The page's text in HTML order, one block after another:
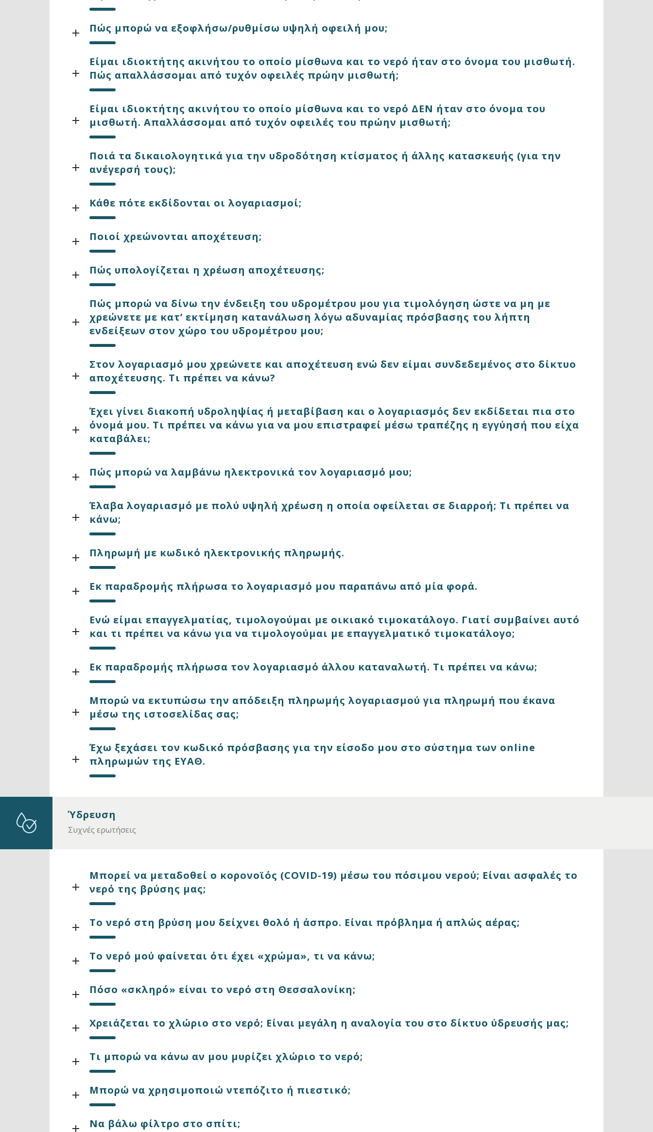
Πώς μπορώ να εξοφλήσω/ρυθμίσω υψηλή οφειλή μου;
Είμαι ιδιοκτήτης ακινήτου το οποίο μίσθωνα και το νερό ήταν στο όνομα του μισθωτή.
Πώς απαλλάσσομαι από τυχόν οφειλές πρώην μισθωτή;
Είμαι ιδιοκτήτης ακινήτου το οποίο μίσθωνα και το νερό ΔΕΝ ήταν στο όνομα του
μισθωτή. Απαλλάσσομαι από τυχόν οφειλές του πρώην μισθωτή;
Ποιά τα δικαιολογητικά για την υδροδότηση κτίσματος ή άλλης κατασκευής (για την
ανέγερσή τους);
Κάθε πότε εκδίδονται οι λογαριασμοί;
Ποιοί χρεώνονται αποχέτευση;
Πώς υπολογίζεται η χρέωση αποχέτευσης;
Πώς μπορώ να δίνω την ένδειξη του υδρομέτρου μου για τιμολόγηση ώστε να μη με
χρεώνετε με κατ’ εκτίμηση κατανάλωση λόγω αδυναμίας πρόσβασης του λήπτη
ενδείξεων στον χώρο του υδρομέτρου μου;
Στον λογαριασμό μου χρεώνετε και αποχέτευση ενώ δεν είμαι συνδεδεμένος στο δίκτυο
αποχέτευσης. Τι πρέπει να κάνω?
Έχει γίνει διακοπή υδροληψίας ή μεταβίβαση και ο λογαριασμός δεν εκδίδεται πια στο
όνομά μου. Τι πρέπει να κάνω για να μου επιστραφεί μέσω τραπέζης η εγγύησή που είχα
καταβάλει;
Πώς μπορώ να λαμβάνω ηλεκτρονικά τον λογαριασμό μου;
Έλαβα λογαριασμό με πολύ υψηλή χρέωση η οποία οφείλεται σε διαρροή; Τι πρέπει να
κάνω;
Πληρωμή με κωδικό ηλεκτρονικής πληρωμής.
Εκ παραδρομής πλήρωσα το λογαριασμό μου παραπάνω από μία φορά.
Ενώ είμαι επαγγελματίας, τιμολογούμαι με οικιακό τιμοκατάλογο. Γιατί συμβαίνει αυτό
και τι πρέπει να κάνω για να τιμολογούμαι με επαγγελματικό τιμοκατάλογο;
Εκ παραδρομής πλήρωσα τον λογαριασμό άλλου καταναλωτή. Τι πρέπει να κάνω;
Μπορώ να εκτυπώσω την απόδειξη πληρωμής λογαριασμού για πληρωμή που έκανα
μέσω της ιστοσελίδας σας;
Έχω ξεχάσει τον κωδικό πρόσβασης για την είσοδο μου στο σύστημα των online
πληρωμών της ΕΥΑΘ.
Ύδρευση
Συχνές ερωτήσεις
Μπορεί να μεταδοθεί ο κορονοϊός (COVID-19) μέσω του πόσιμου νερού; Είναι ασφαλές το
νερό της βρύσης μας;
Το νερό στη βρύση μου δείχνει θολό ή άσπρο. Είναι πρόβλημα ή απλώς αέρας;
Το νερό μού φαίνεται ότι έχει «χρώμα», τι να κάνω;
Πόσο «σκληρό» είναι το νερό στη Θεσσαλονίκη;
Χρειάζεται το χλώριο στο νερό; Είναι μεγάλη η αναλογία του στο δίκτυο ύδρευσής μας;
Τι μπορώ να κάνω αν μου μυρίζει χλώριο το νερό;
Μπορώ να χρησιμοποιώ ντεπόζιτο ή πιεστικό;
Να βάλω φίλτρο στο σπίτι;